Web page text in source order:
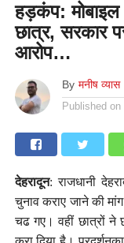
हड़कंप:
छात्र, सरकार
आरोप…
By मनीष व्यास
Published on
देहरादून: राजधानी
चुनाव कराए जाने की
चढ गए। वहीं छात्रों